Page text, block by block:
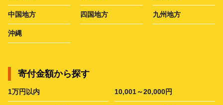
中国地方 四国地方 九州地方
沖縄
寄付金額から探す
1万円以内 10,001～20,000円